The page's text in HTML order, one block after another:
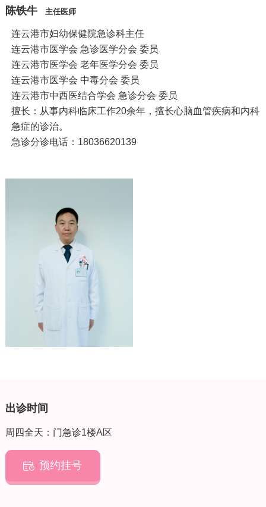
陈铁牛 主任医师
连云港市妇幼保健院急诊科主任
连云港市医学会 急诊医学分会 委员
连云港市医学会 老年医学分会 委员
连云港市医学会 中毒分会 委员
连云港市中西医结合学会 急诊分会 委员
擅长：从事内科临床工作20余年，擅长心脑血管疾病和内科
急症的诊治。
急诊分诊电话：18036620139
出诊时间
周四全天：门急诊1楼A区
 预约挂号